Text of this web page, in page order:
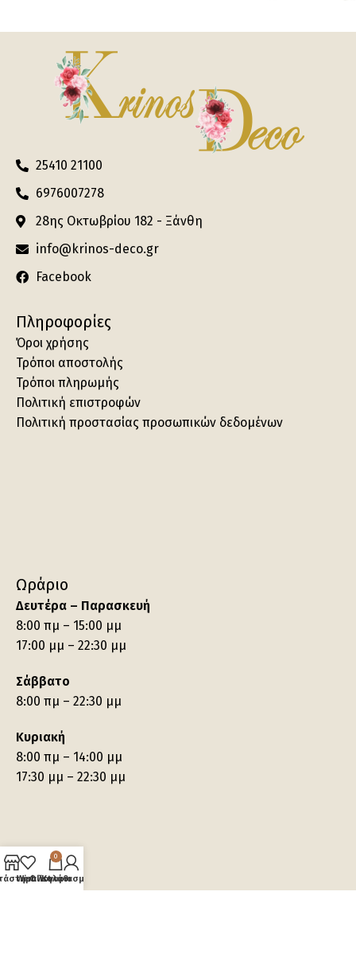
25410 21100
6976007278
28ης Οκτωβρίου 182 - Ξάνθη
info@krinos-deco.gr
Facebook
Πληροφορίες
Όροι χρήσης
Τρόποι αποστολής
Τρόποι πληρωμής
Πολιτική επιστροφών
Πολιτική προστασίας προσωπικών δεδομένων
Ωράριο
Δευτέρα – Παρασκευή
8:00 πμ – 15:00 μμ
17:00 μμ – 22:30 μμ
Σάββατο
8:00 πμ – 22:30 μμ
Κυριακή
8:00 πμ – 14:00 μμ
17:30 μμ – 22:30 μμ
Wishlist
0
Καλάθι
Ο λογαριασμός μου